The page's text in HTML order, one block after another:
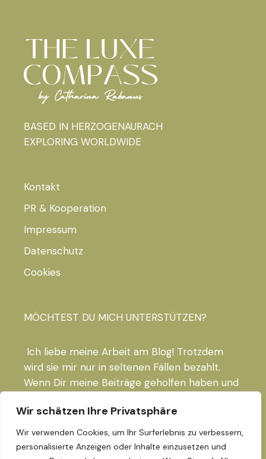
Wir schätzen Ihre Privatsphäre
Wir verwenden Cookies, um Ihr Surferlebnis zu verbessern,
personalisierte Anzeigen oder Inhalte einzusetzen und
BASED IN HERZOGENAURACH
EXPLORING WORLDWIDE
Kontakt
PR & Kooperation
Impressum
Datenschutz
Cookies
MÖCHTEST DU MICH UNTERSTÜTZEN?
Ich liebe meine Arbeit am Blog! Trotzdem
wird sie mir nur in seltenen Fällen bezahlt.
Wenn Dir meine Beiträge geholfen haben und
ich mich riesig über das nächste Glas
Orangensaft!